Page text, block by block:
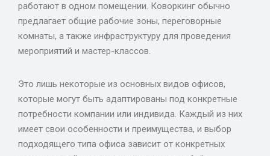
работают в одном помещении. Коворкинг обычно
предлагает общие рабочие зоны, переговорные
комнаты, а также инфраструктуру для проведения
мероприятий и мастер-классов.
Это лишь некоторые из основных видов офисов,
которые могут быть адаптированы под конкретные
потребности компании или индивида. Каждый из них
имеет свои особенности и преимущества, и выбор
подходящего типа офиса зависит от конкретных